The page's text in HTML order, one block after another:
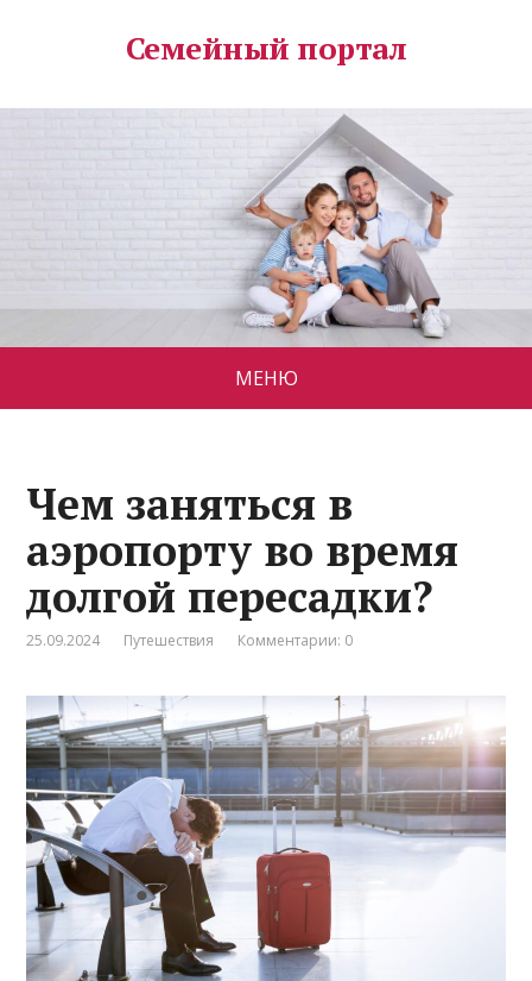
Семейный портал
МЕНЮ
Чем заняться в
аэропорту во время
долгой пересадки?
25.09.2024 Путешествия Комментарии: 0